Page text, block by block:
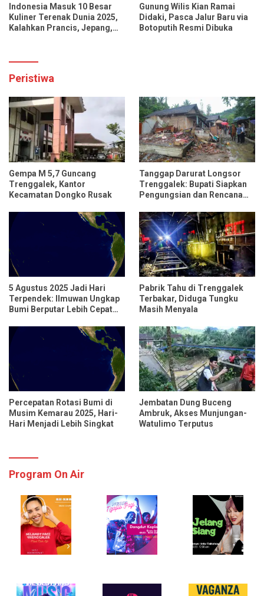
Indonesia Masuk 10 Besar
Kuliner Terenak Dunia 2025,
Kalahkan Prancis, Jepang,
Gunung Wilis Kian Ramai
Didaki, Pasca Jalur Baru via
Botoputih Resmi Dibuka
Peristiwa
Gempa M 5,7 Guncang
Trenggalek, Kantor
Kecamatan Dongko Rusak
Tanggap Darurat Longsor
Trenggalek: Bupati Siapkan
Pengungsian dan Rencana
5 Agustus 2025 Jadi Hari
Terpendek: Ilmuwan Ungkap
Bumi Berputar Lebih Cepat
Pabrik Tahu di Trenggalek
Terbakar, Diduga Tungku
Masih Menyala
Percepatan Rotasi Bumi di
Musim Kemarau 2025, Hari-
Hari Menjadi Lebih Singkat
Jembatan Dung Buceng
Ambruk, Akses Munjungan-
Watulimo Terputus
Program On Air